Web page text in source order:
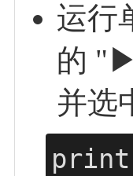
运行
的
并选